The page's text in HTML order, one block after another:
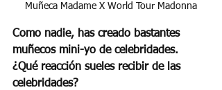
Muñeca Madame X World Tour Madonna
Como nadie, has creado bastantes
muñecos mini-yo de celebridades.
¿Qué reacción sueles recibir de las
celebridades?